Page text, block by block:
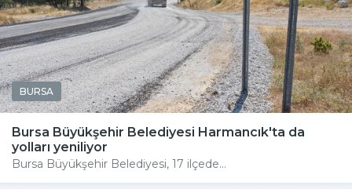
BURSA
Bursa Büyükşehir Belediyesi Harmancık'ta da
yolları yeniliyor
Bursa Büyükşehir Belediyesi, 17 ilçede...